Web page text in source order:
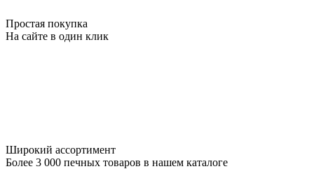
Простая покупка
На сайте в один клик
Широкий ассортимент
Более 3 000 печных товаров в нашем каталоге